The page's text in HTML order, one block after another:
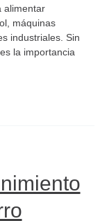
alimentar
máquinas
industriales. Sin
la importancia